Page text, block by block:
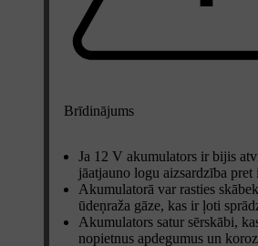
Brīdinājums
Ja 12 V akumulators ir bijis
jāatjauno logu aizsardzība pret
Akumulatorā var rasties
ūdeņraža gāze, kas ir ļoti
Akumulators satur sērskābi,
nopietnus apdegumus un